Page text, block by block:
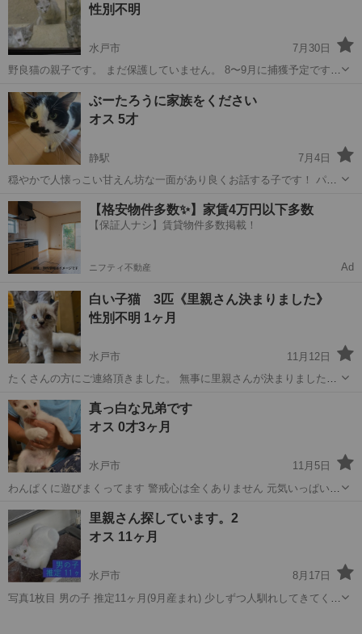
りません ですが...性別不明
水戸市
7月30日
野良猫の親子です。 まだ保護していません。 8〜9月に捕獲予定です。
ません。 子猫は現在3ヶ月くらいかと思います。 人慣れしていませ
ん。警戒心強めです。 性格も...
茨城 水戸市 猫 性格
ぶーたろうに家族をください
オス 5才
静駅
7月4日
穏やかで人懐っこい甘えん坊な一面があり良くお話する子です！ パワ
出する凄腕の猫ちゃんです なので我が家の対策法としてはお留守番中
はリードに繋いでケージは寝室って感...
茨城 水戸市 静駅 猫 去勢手術
【格安物件多数✨】家賃4万円以下多数
【保証人ナシ】賃貸物件多数掲載！
ニフティ不動産 Ad
白い子猫 3匹《里親さん決まりました》
性別不明 1ヶ月
水戸市
11月12日
たくさんの方にご連絡頂きました。 無事に里親さんが決まりました！
茨城 水戸市 猫 子猫
真っ白な兄弟です
オス 0才3ヶ月
水戸市
11月5日
わんぱくに遊びまくってます 警戒心は全くありません 元気いっぱいで
保護猫になります 水戸市まで引き取りに来ていただける方でお願いし
ます 関連機関届...
茨城 水戸市
里親さん探しています。2
オス 11ヶ月
水戸市
8月17日
写真1枚目 男の子 推定11ヶ月(9月産まれ) 少しずつ人馴れしてきてくれ